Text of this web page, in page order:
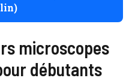
microscopes
débutants